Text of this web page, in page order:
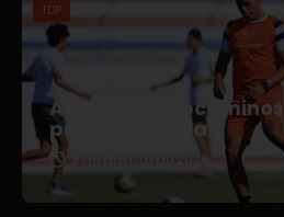
TDP
Afianza Correcaminos
pretemporada
3 de agosto de 2026